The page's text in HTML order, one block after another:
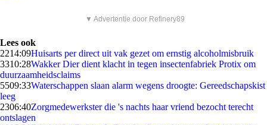
▼ Advertentie door Refinery89
Lees ook
2214:09Huisarts per direct uit vak gezet om ernstig alcoholmisbruik
3310:28Wakker Dier dient klacht in tegen insectenfabriek Protix om
duurzaamheidsclaims
5509:33Waterschappen slaan alarm wegens droogte: Gereedschapskist
leeg
2306:40Zorgmedewerkster die 's nachts haar vriend bezocht terecht
ontslagen